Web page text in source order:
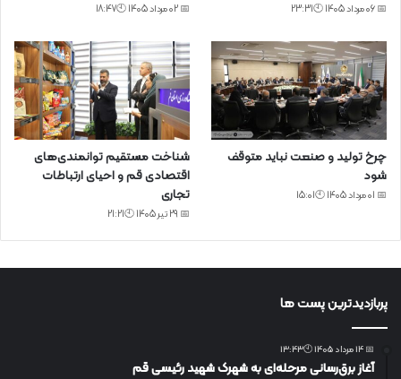
📅 06 مرداد 1405 🕙23:31 📅 02 مرداد 1405 🕙18:47
چرخ تولید و صنعت نباید متوقف
شود
📅 01 مرداد 1405 🕙15:01
شناخت مستقیم توانمندی‌های
اقتصادی قم و احیای ارتباطات
تجاری
📅 29 تیر 1405 🕙21:21
پربازدیدترین پست ها
📅 14 مرداد 1405 🕙13:43
آغاز برق‌رسانی مرحله‌ای به شهرک شهید رئیسی قم